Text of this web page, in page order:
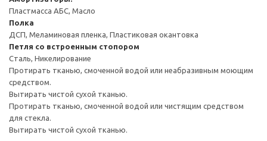
Пластмасса АБС, Масло
Полка
ДСП, Меламиновая пленка, Пластиковая окантовка
Петля со встроенным стопором
Сталь, Никелирование
Протирать тканью, смоченной водой или неабразивным моющим
средством.
Вытирать чистой сухой тканью.
Протирать тканью, смоченной водой или чистящим средством
для стекла.
Вытирать чистой сухой тканью.